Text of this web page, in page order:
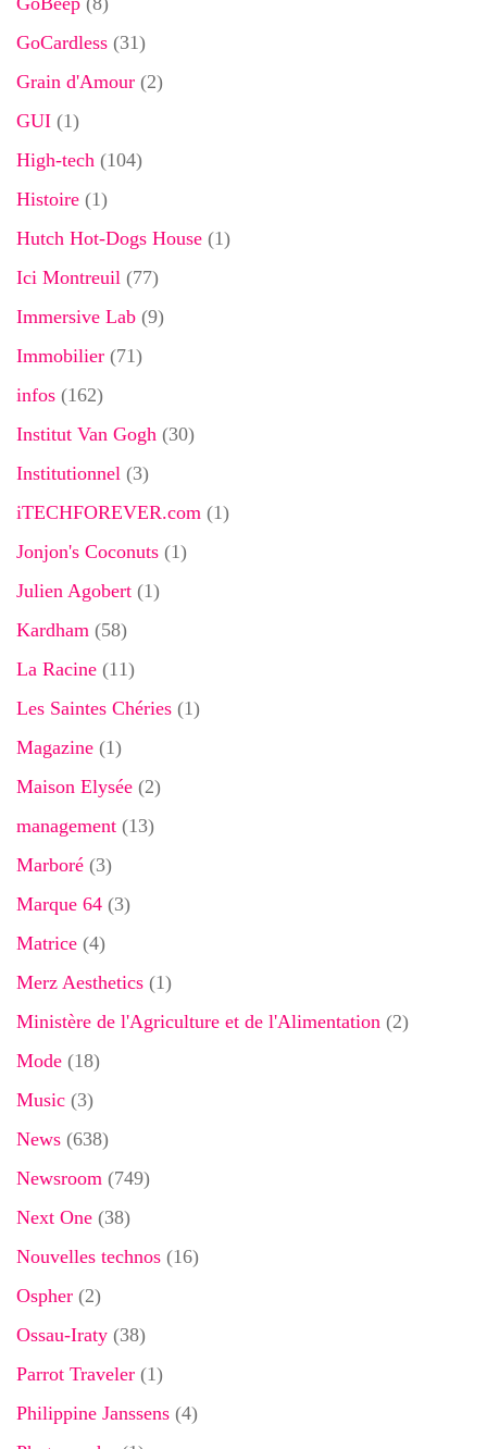
GoCardless (31)
Grain d'Amour (2)
GUI (1)
High-tech (104)
Histoire (1)
Hutch Hot-Dogs House (1)
Ici Montreuil (77)
Immersive Lab (9)
Immobilier (71)
infos (162)
Institut Van Gogh (30)
Institutionnel (3)
iTECHFOREVER.com (1)
Jonjon's Coconuts (1)
Julien Agobert (1)
Kardham (58)
La Racine (11)
Les Saintes Chéries (1)
Magazine (1)
Maison Elysée (2)
management (13)
Marboré (3)
Marque 64 (3)
Matrice (4)
Merz Aesthetics (1)
Ministère de l'Agriculture et de l'Alimentation (2)
Mode (18)
Music (3)
News (638)
Newsroom (749)
Next One (38)
Nouvelles technos (16)
Ospher (2)
Ossau-Iraty (38)
Parrot Traveler (1)
Philippine Janssens (4)